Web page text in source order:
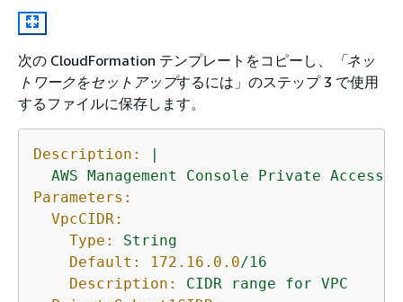
次の CloudFormation テンプレートをコピーし、
「ネッ
トワークをセットアップするには」のステップ 3 で使用
するファイルに保存します。
Description:
|
Parameters:
VpcCIDR:
Type:
String
Default:
172.16 .0 .0/16
Description:
CIDR range for VPC